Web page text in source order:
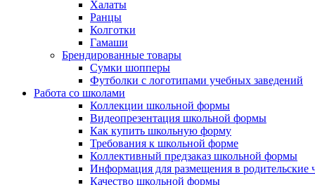
Халаты
Ранцы
Колготки
Гамаши
Брендированные товары
Сумки шопперы
Футболки с логотипами учебных заведений
Работа со школами
Коллекции школьной формы
Видеопрезентация школьной формы
Как купить школьную форму
Требования к школьной форме
Коллективный предзаказ школьной формы
Информация для размещения в родительские
Качество школьной формы